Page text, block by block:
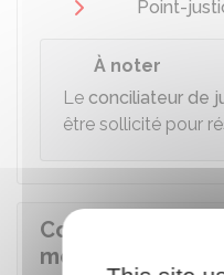
Point-
À noter
Le conciliateur de
être sollicité pour
Comment se
médiation